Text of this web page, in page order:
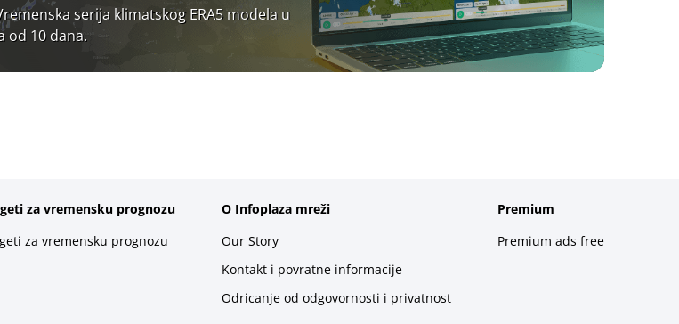
serija klimatskog ERA5 modela u
od 10 dana.
za vremensku prognozu
za vremensku prognozu
O Infoplaza mreži
Our Story
Kontakt i povratne informacije
Odricanje od odgovornosti i privatnost
Premium
Premium ads free